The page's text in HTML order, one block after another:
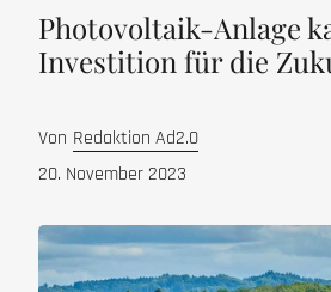
Photovoltaik-Anlage
Investition für die
Von Redaktion Ad2.0
20. November 2023